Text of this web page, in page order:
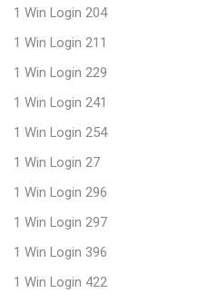
1 Win Login 204
1 Win Login 211
1 Win Login 229
1 Win Login 241
1 Win Login 254
1 Win Login 27
1 Win Login 296
1 Win Login 297
1 Win Login 396
1 Win Login 422